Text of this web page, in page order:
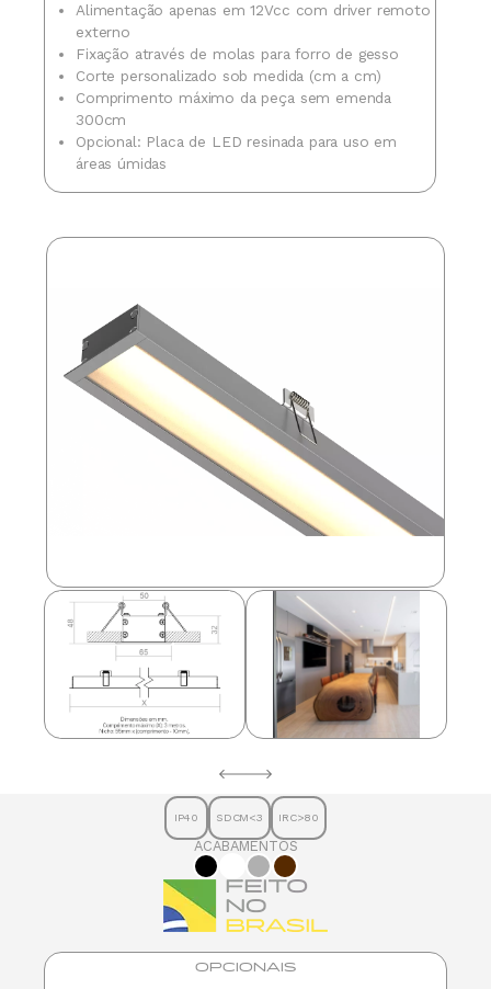
Alimentação apenas em 12Vcc com driver remoto
externo
Fixação através de molas para forro de gesso
Corte personalizado sob medida (cm a cm)
Comprimento máximo da peça sem emenda
300cm
Opcional: Placa de LED resinada para uso em
áreas úmidas
IP40 SDCM<3 IRC>80
ACABAMENTOS
OPCIONAIS